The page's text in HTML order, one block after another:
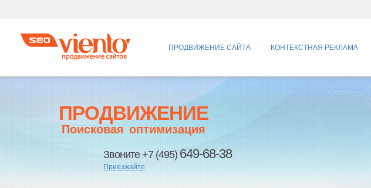
ПРОДВИЖЕНИЕ САЙТА КОНТЕКСТНАЯ РЕКЛАМА
ПРОДВИЖЕНИЕ
Поисковая оптимизация
Звоните +7 (495) 649-68-38
Приезжайте